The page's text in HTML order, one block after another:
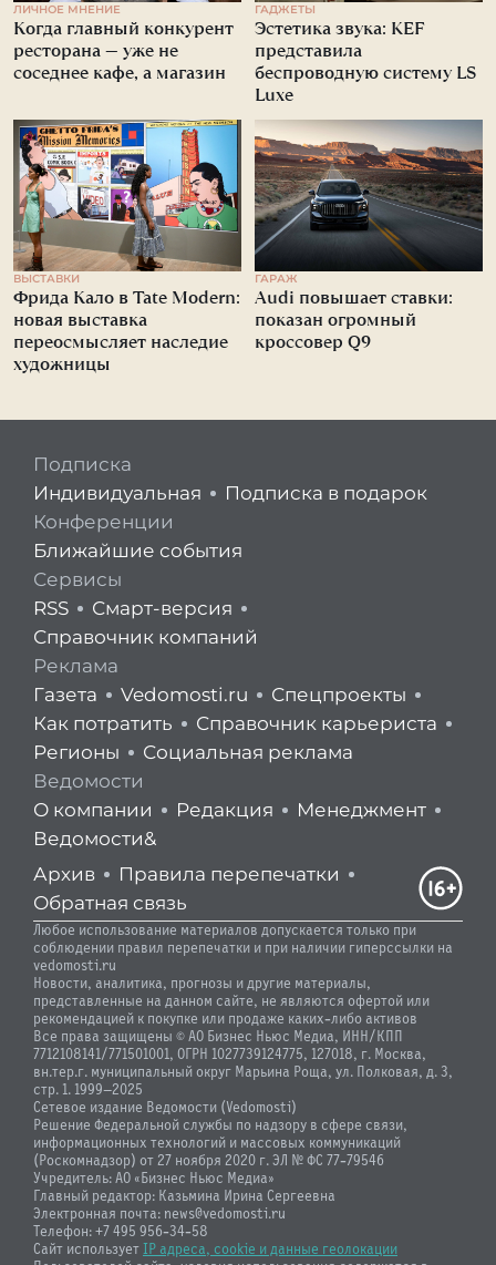
ЛИЧНОЕ МНЕНИЕ
Когда главный конкурент
ресторана — уже не
соседнее кафе, а магазин
ГАДЖЕТЫ
Эстетика звука: KEF
представила
беспроводную систему LS
Luxe
ВЫСТАВКИ
Фрида Кало в Tate Modern:
новая выставка
переосмысляет наследие
художницы
ГАРАЖ
Audi повышает ставки:
показан огромный
кроссовер Q9
Подписка
Индивидуальная
Подписка в подарок
Конференции
Ближайшие события
Сервисы
RSS
Смарт-версия
Справочник компаний
Реклама
Газета
Vedomosti.ru
Спецпроекты
Как потратить
Справочник карьериста
Регионы
Социальная реклама
Ведомости
О компании
Редакция
Менеджмент
Ведомости&
Архив
Правила перепечатки
Обратная связь
Любое использование материалов допускается только при
соблюдении правил перепечатки и при наличии гиперссылки на
vedomosti.ru
Новости, аналитика, прогнозы и другие материалы,
представленные на данном сайте, не являются офертой или
рекомендацией к покупке или продаже каких-либо активов
Все права защищены © АО Бизнес Ньюс Медиа, ИНН/КПП
7712108141/771501001, ОГРН 1027739124775, 127018, г. Москва,
вн.тер.г. муниципальный округ Марьина Роща, ул. Полковая, д. 3,
стр. 1. 1999—2025
Сетевое издание Ведомости (Vedomosti)
Решение Федеральной службы по надзору в сфере связи,
информационных технологий и массовых коммуникаций
(Роскомнадзор) от 27 ноября 2020 г. ЭЛ № ФС 77-79546
Учредитель: АО «Бизнес Ньюс Медиа»
Главный редактор: Казьмина Ирина Сергеевна
Электронная почта: news@vedomosti.ru
Телефон: +7 495 956-34-58
Сайт используетIP адреса, cookie и данные геолокации